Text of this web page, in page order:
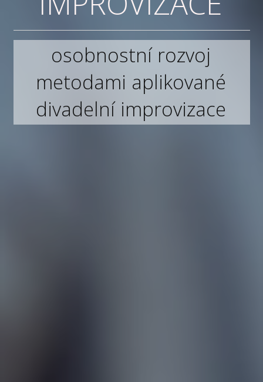
osobnostní rozvoj
metodami aplikované
divadelní improvizace